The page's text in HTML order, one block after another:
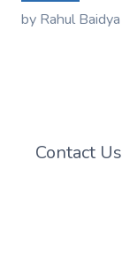
by Rahul Baidya
Contact Us